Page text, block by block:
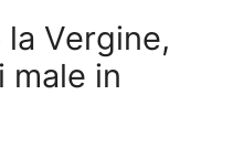
la Vergine,
male in